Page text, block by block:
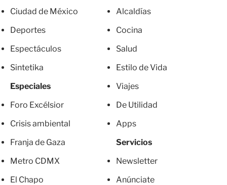
Ciudad de México
Deportes
Espectáculos
Sintetika
Especiales
Foro Excélsior
Crisis ambiental
Franja de Gaza
Metro CDMX
El Chapo
Alcaldías
Cocina
Salud
Estilo de Vida
Viajes
De Utilidad
Apps
Servicios
Newsletter
Anúnciate